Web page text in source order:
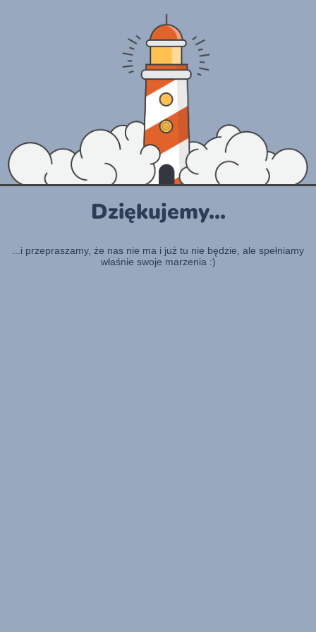
Dziękujemy...
...i przepraszamy, że nas nie ma i już tu nie będzie, ale spełniamy
właśnie swoje marzenia :)